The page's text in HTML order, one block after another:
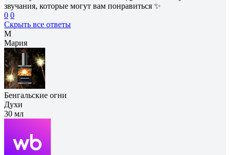
звучания, которые могут вам понравиться ✨
0 0
Скрыть все ответы
М
Мария
Бенгальские огни
Духи
30 мл